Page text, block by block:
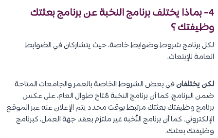
4- بماذا يختلف برنامج النخبة عن برنامج
بعثتك
وظيفتك؟​
لكل برنامج شروط وضوابط خاصة، حيث يتشاركان في الضوابط
العامة للإبتعاث.
لكن يختلفانفي بعض الشروط الخاصة بالعمر والجامعات المتاحة
ضمن البرنامج، كما أن برنامج النخبة مُتاح طوال العام، على عكس
برنامج وظيفتك بعثتك مرتبط بوقت محدد يتم الإعلان عنه عبر الموقع
الإلكتروني. كما أن برنامج النُخبه غير ملتزم بعقد جهة العمل، كبرنامج
وظيفتك بعثتك.